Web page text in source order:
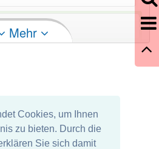
Cookies, um Ihnen
zu bieten. Durch die
Sie sich damit
aber mit einem
Mehr